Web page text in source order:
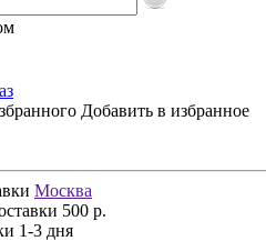
Добавить в избранное
Москва
500 р.
1-3 дня